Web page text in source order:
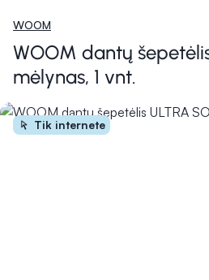
WOOM
WOOM dantų
mėlynas, 1 vnt.
Tik internete